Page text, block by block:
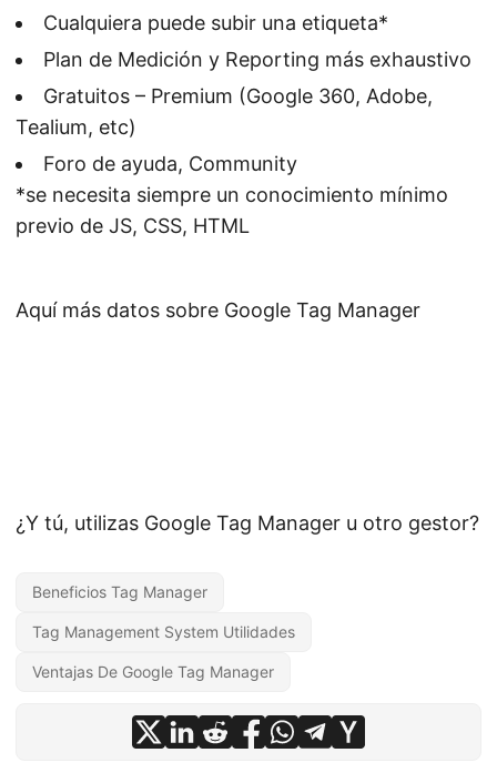
Cualquiera puede subir una etiqueta*
Plan de Medición y Reporting más exhaustivo
Gratuitos – Premium (Google 360, Adobe,
Tealium, etc)
Foro de ayuda, Community
*se necesita siempre un conocimiento mínimo
previo de JS, CSS, HTML
Aquí más datos sobre Google Tag Manager
¿Y tú, utilizas Google Tag Manager u otro gestor?
Beneficios Tag Manager
Tag Management System Utilidades
Ventajas De Google Tag Manager